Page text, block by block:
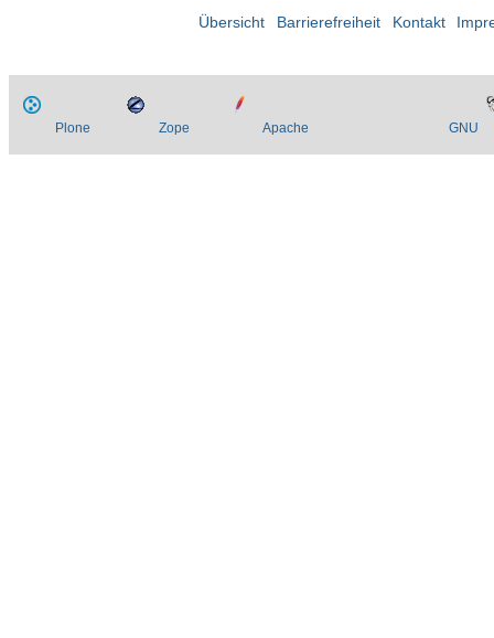
Übersicht Barrierefreiheit Kontakt
Plone Zope Apache GNU